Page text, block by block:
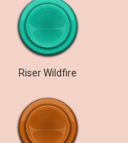
Riser Wildfire